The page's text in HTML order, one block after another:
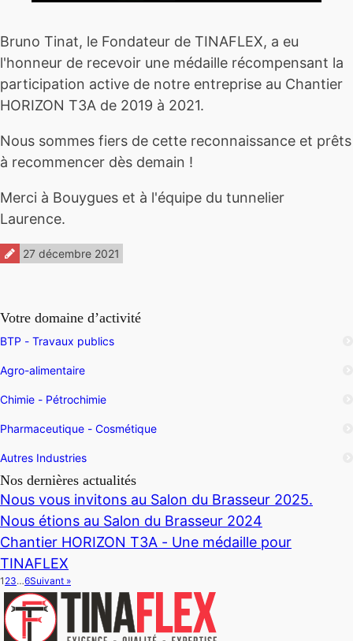
Bruno Tinat, le Fondateur de TINAFLEX, a eu
l'honneur de recevoir une médaille récompensant la
participation active de notre entreprise au Chantier
HORIZON T3A de 2019 à 2021.
Nous sommes fiers de cette reconnaissance et prêts
à recommencer dès demain !
Merci à Bouygues et à l'équipe du tunnelier
Laurence.
27 décembre 2021
Votre domaine d’activité
BTP - Travaux publics
Agro-alimentaire
Chimie - Pétrochimie
Pharmaceutique - Cosmétique
Autres Industries
Nos dernières actualités
Nous vous invitons au Salon du Brasseur 2025.
Nous étions au Salon du Brasseur 2024
Chantier HORIZON T3A - Une médaille pour
TINAFLEX
1 23…6Suivant »